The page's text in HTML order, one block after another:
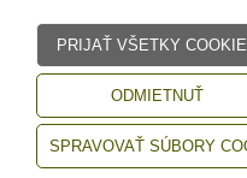
© HIROPRO, spol. s r.o.
Všetky práva vyhradené